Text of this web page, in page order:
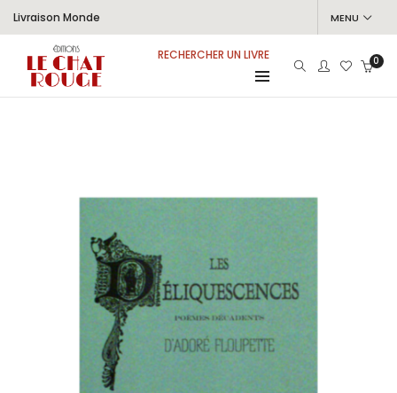
Livraison Monde MENU
RECHERCHER UN LIVRE 0